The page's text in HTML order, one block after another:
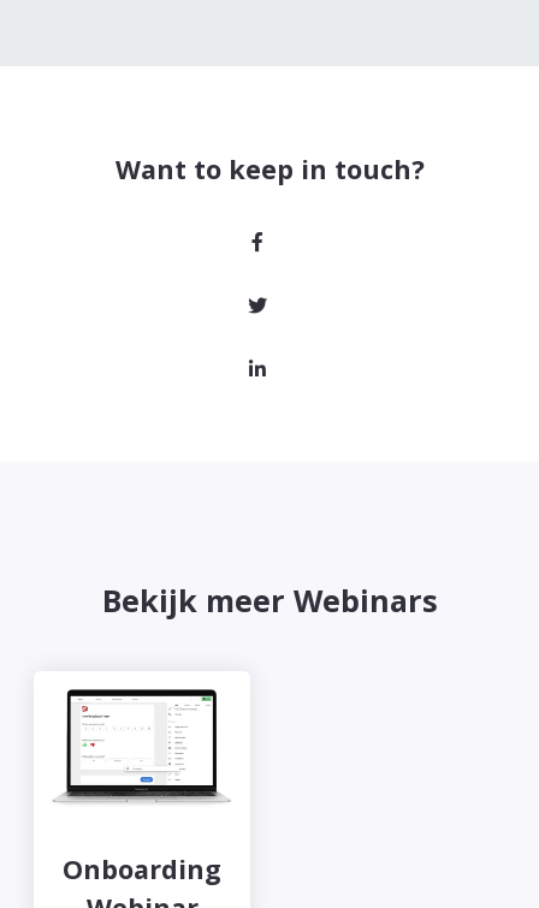
Want to keep in touch?
Bekijk meer Webinars
Onboarding